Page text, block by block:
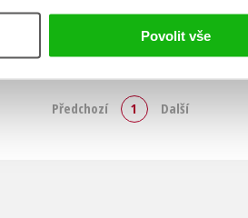
Povolit vše
Předchozí 1 Další